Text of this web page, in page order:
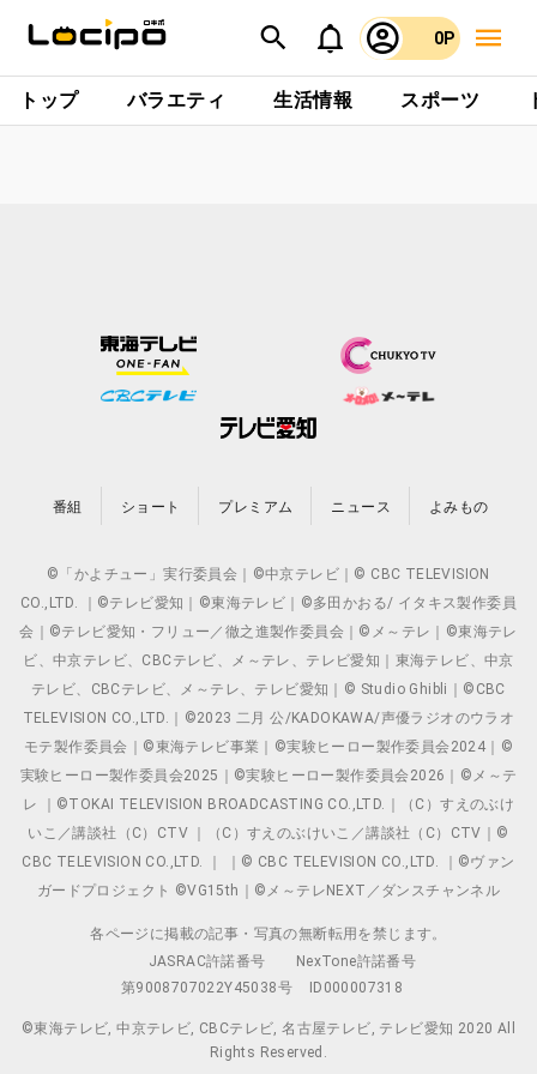
0P
トップ バラエティ 生活情報 スポーツ
番組 ショート プレミアム ニュース よみもの
©「かよチュー」実行委員会｜©中京テレビ｜© CBC TELEVISION
CO.,LTD. ｜©テレビ愛知｜©東海テレビ｜©多田かおる/ イタキス製作委員
会｜©テレビ愛知・フリュー／徹之進製作委員会｜©メ～テレ｜©東海テレ
ビ、中京テレビ、CBCテレビ、メ～テレ、テレビ愛知｜東海テレビ、中京
テレビ、CBCテレビ、メ～テレ、テレビ愛知｜© Studio Ghibli｜©CBC
TELEVISION CO.,LTD.｜©2023 二月 公/KADOKAWA/声優ラジオのウラオ
モテ製作委員会｜©東海テレビ事業｜©実験ヒーロー製作委員会2024｜©
実験ヒーロー製作委員会2025｜©実験ヒーロー製作委員会2026｜©メ～テ
レ ｜©TOKAI TELEVISION BROADCASTING CO.,LTD.｜（C）すえのぶけ
いこ／講談社（C）CTV ｜（C）すえのぶけいこ／講談社（C）CTV｜©
CBC TELEVISION CO.,LTD. ｜ ｜© CBC TELEVISION CO.,LTD. ｜©ヴァン
ガードプロジェクト ©VG15th｜©メ～テレNEXT／ダンスチャンネル
各ページに掲載の記事・写真の無断転用を禁じます。
JASRAC許諾番号
NexTone許諾番号
第9008707022Y45038号
ID000007318
©東海テレビ, 中京テレビ, CBCテレビ, 名古屋テレビ, テレビ愛知 2020 All
Rights Reserved.